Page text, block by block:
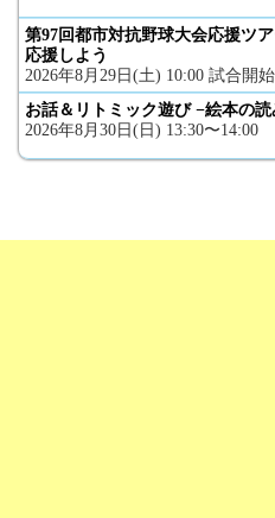
第97回都市対抗野球大会応援ツ
応援しよう
2026年8月29日(土) 10:00 試合開始
お話＆リトミック遊び −絵本の
2026年8月30日(日) 13:30〜14:00